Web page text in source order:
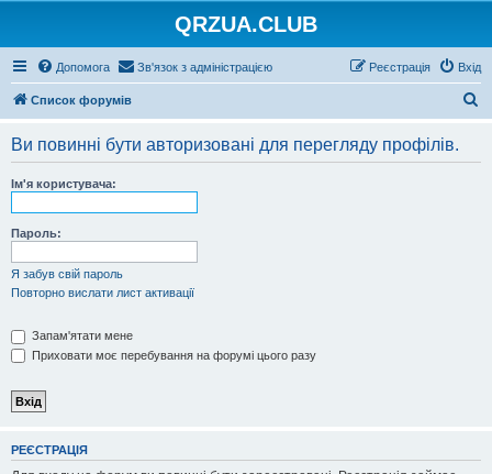
QRZUA.CLUB
Допомога Зв'язок з адміністрацією Вхід
Реєстрація
Список форумів
Ви повинні бути авторизовані для перегляду профілів.
Ім'я користувача:
Пароль:
Я забув свій пароль
Повторно вислати лист активації
Запам'ятати мене
Приховати моє перебування на форумі цього разу
РЕЄСТРАЦІЯ